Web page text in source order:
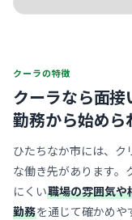
クーラの特徴
クーラなら面接
勤務から始めら
ひたちなか市には、ク
な働き先があります。
にくい職場の雰囲気や
勤務を通じて確かめや